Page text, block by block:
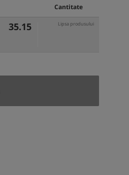
Cantitate
35.15 Lipsa produsului